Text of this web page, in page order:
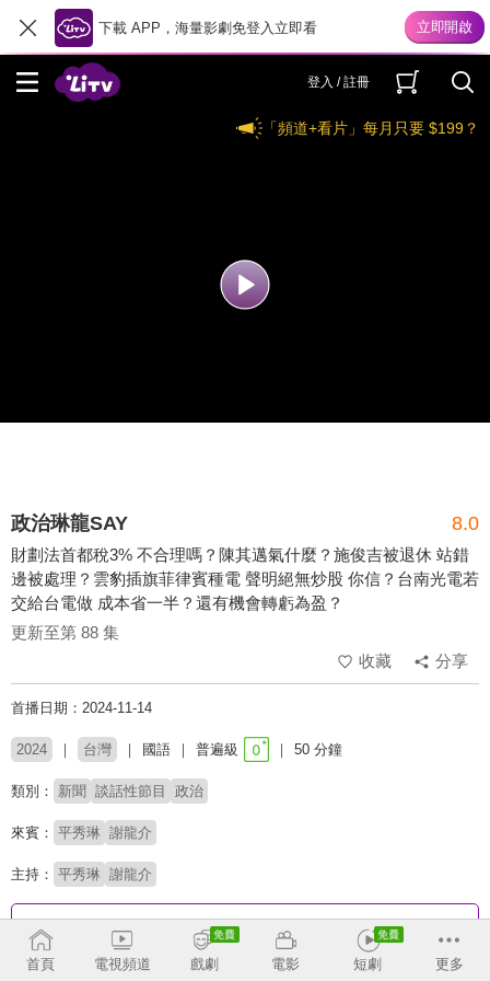
下載 APP，海量影劇免登入立即看
登入 / 註冊
「頻道+看片」每月只要 $199？
政治琳龍SAY 8.0
財劃法首都稅3% 不合理嗎？陳其邁氣什麼？施俊吉被退休 站錯
邊被處理？雲豹插旗菲律賓種電 聲明絕無炒股 你信？台南光電若
交給台電做 成本省一半？還有機會轉虧為盈？
更新至第 88 集
收藏
分享
首播日期：2024-11-14
2024 台灣 國語 普遍級 50 分鐘
類別： 新聞 談話性節目 政治
來賓： 平秀琳 謝龍介
主持： 平秀琳 謝龍介
收回
首頁 電視頻道 戲劇 電影 短劇 更多